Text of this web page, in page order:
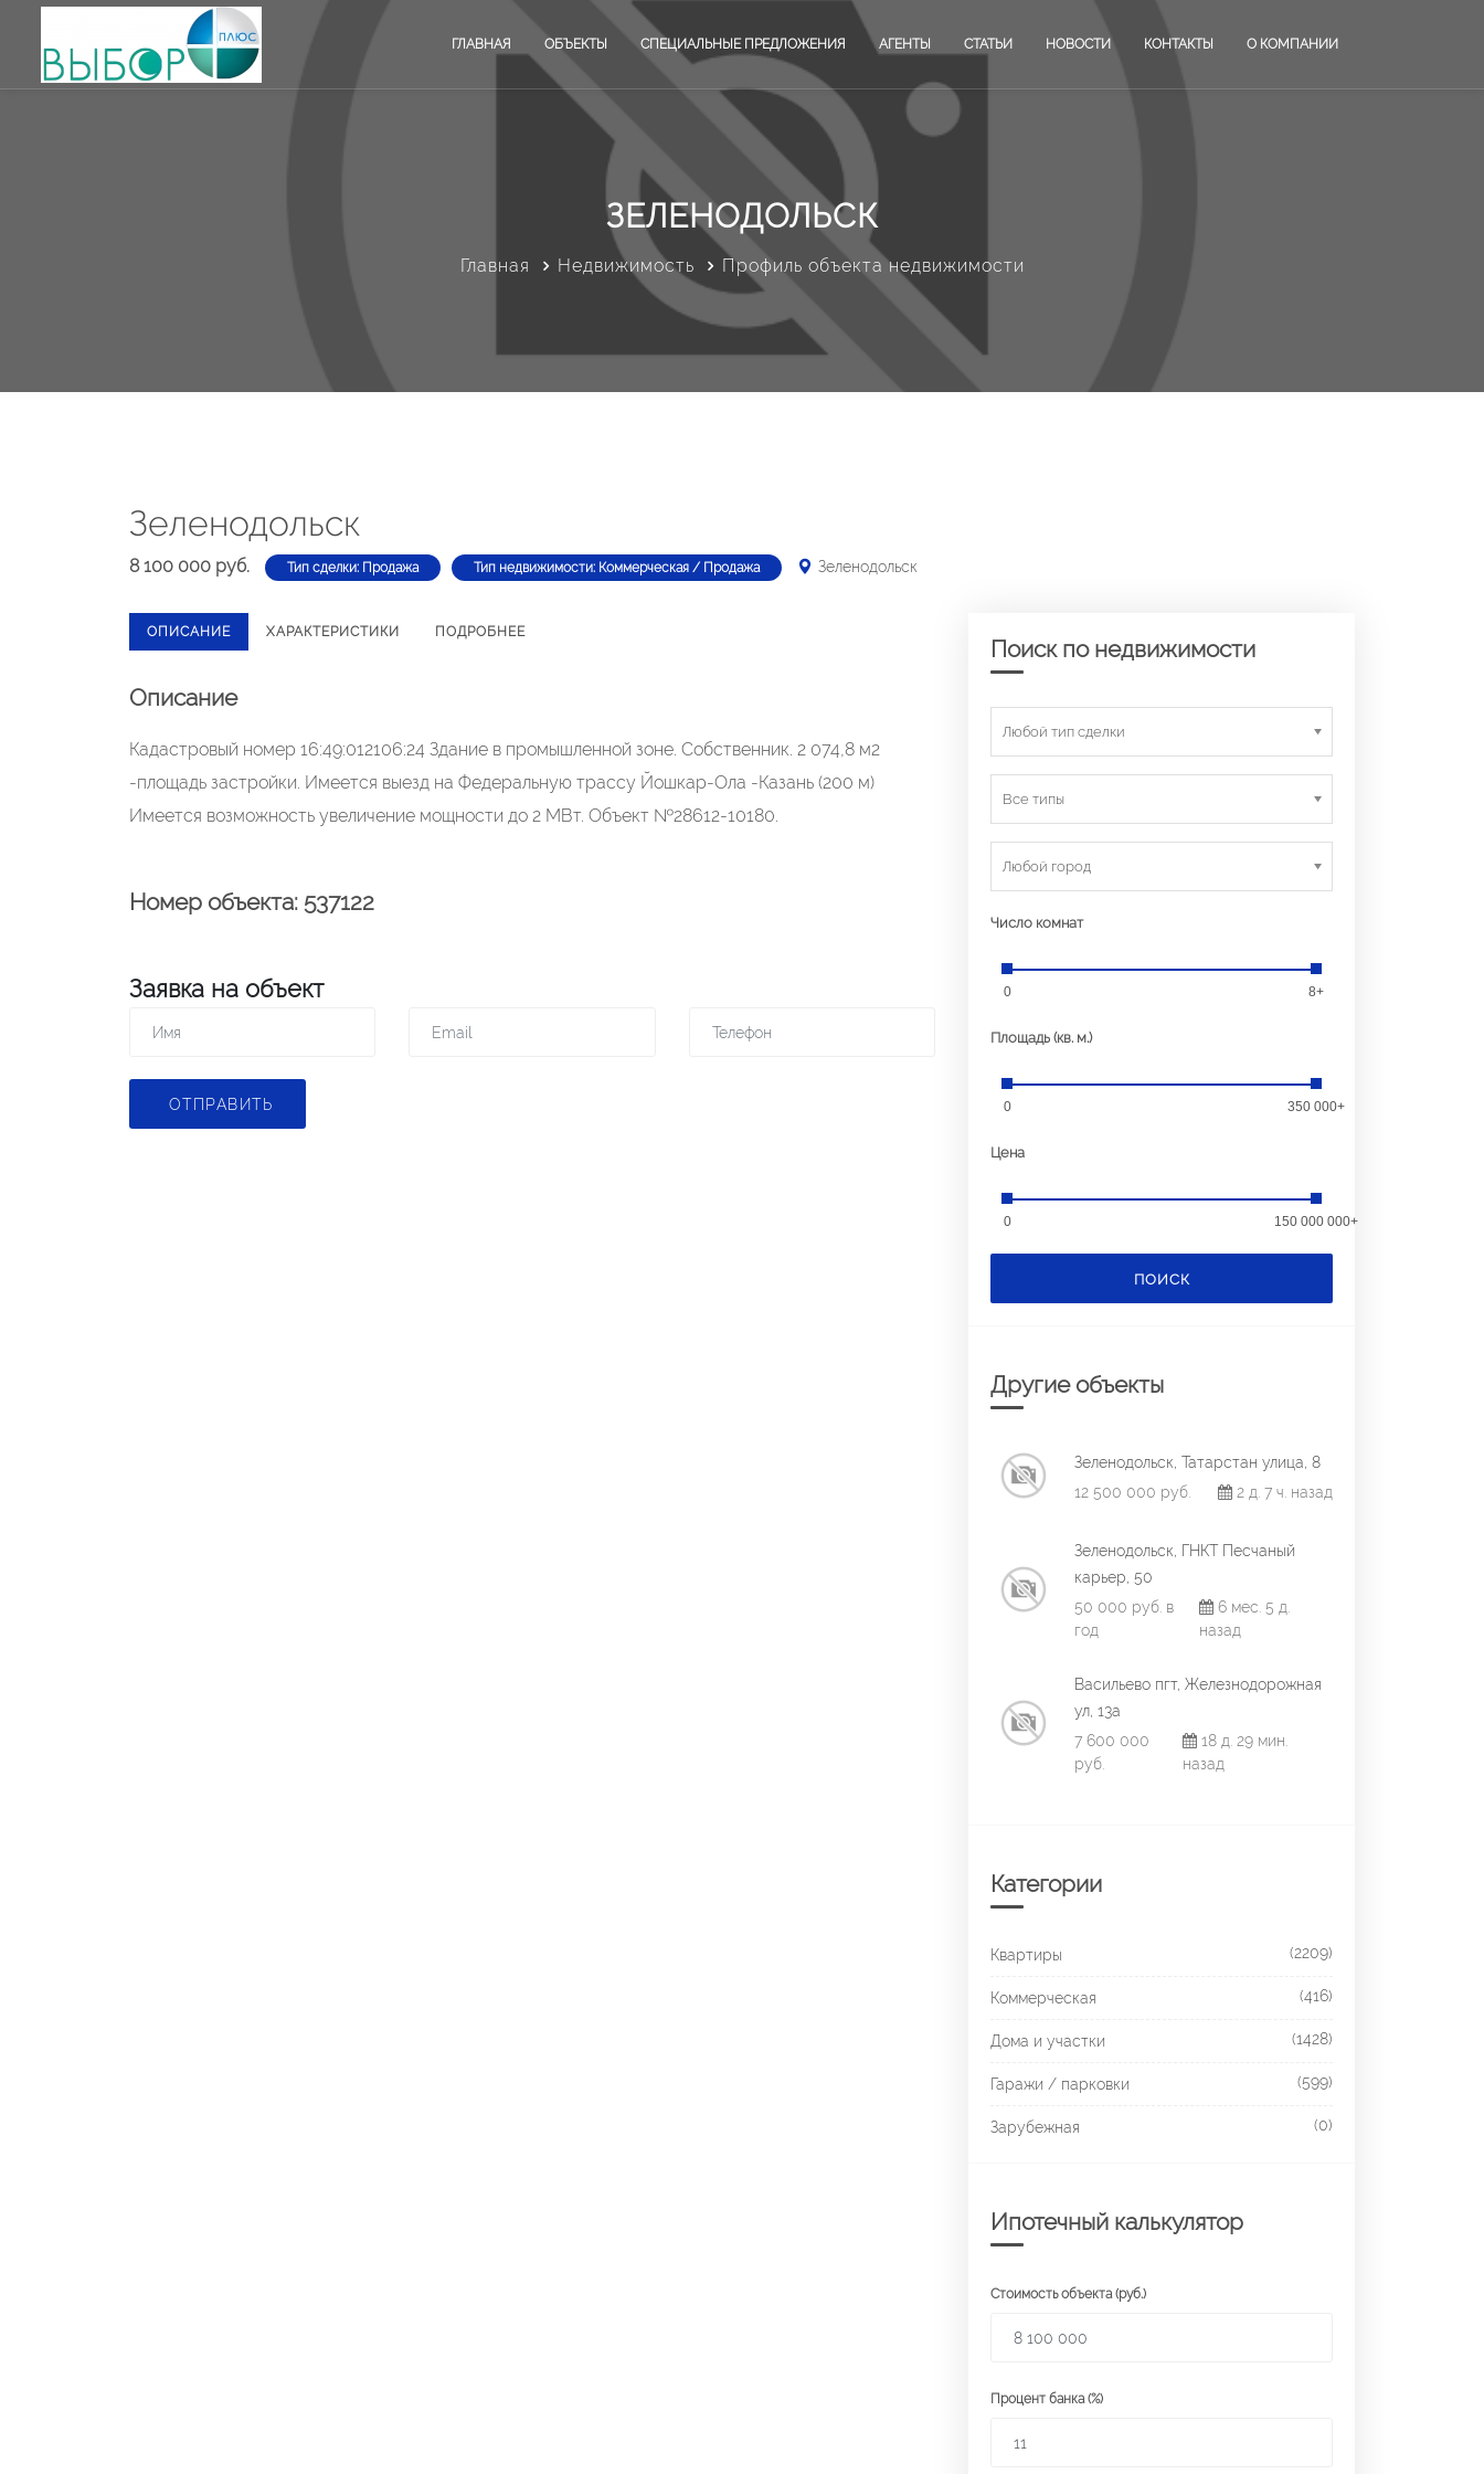
ГЛАВНАЯ ОБЪЕКТЫ СПЕЦИАЛЬНЫЕ ПРЕДЛОЖЕНИЯ АГЕНТЫ СТАТЬИ НОВОСТИ КОНТАКТЫ О КОМПАНИИ
ЗЕЛЕНОДОЛЬСК
Главная Недвижимость Профиль объекта недвижимости
Зеленодольск
8 100 000 руб. Тип сделки: Продажа Тип недвижимости: Коммерческая / Продажа Зеленодольск
ОПИСАНИЕ ХАРАКТЕРИСТИКИ ПОДРОБНЕЕ
Описание
Кадастровый номер 16:49:012106:24 Здание в промышленной зоне. Собственник. 2 074,8 м2
-площадь застройки. Имеется выезд на Федеральную трассу Йошкар-Ола -Казань (200 м)
Имеется возможность увеличение мощности до 2 МВт. Объект №28612-10180.
Номер объекта: 537122
Заявка на объект
ОТПРАВИТЬ
Поиск по недвижимости
Любой тип сделки
Все типы
Любой город
Число комнат
0 8+
Площадь (кв. м.)
0 350 000+
Цена
0 150 000 000+
ПОИСК
Другие объекты
Зеленодольск, Татарстан улица, 8
12 500 000 руб.
2 д. 7 ч. назад
Зеленодольск, ГНКТ Песчаный
карьер, 50
50 000 руб. в
год
6 мес. 5 д.
назад
Васильево пгт, Железнодорожная
ул, 13а
7 600 000
руб.
18 д. 29 мин.
назад
Категории
Квартиры (2209)
Коммерческая (416)
Дома и участки (1428)
Гаражи / парковки (599)
Зарубежная (0)
Ипотечный калькулятор
Стоимость объекта (руб.)
Процент банка (%)